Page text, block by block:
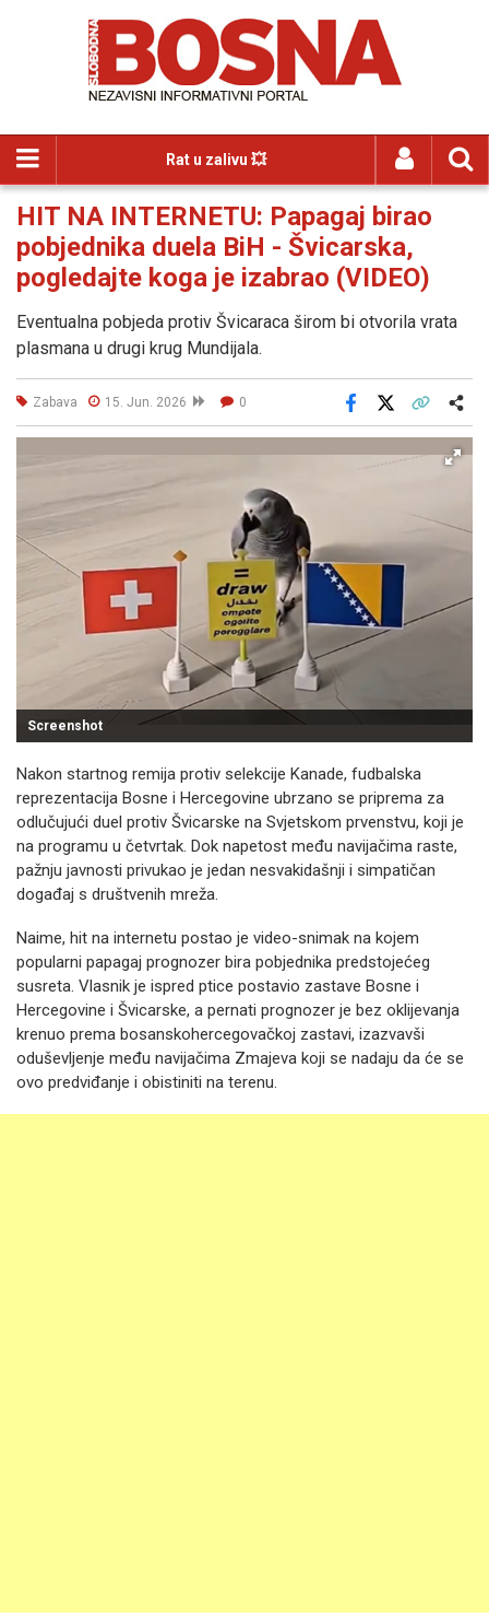
Rat u zalivu 💥
HIT NA INTERNETU: Papagaj birao
pobjednika duela BiH - Švicarska,
pogledajte koga je izabrao (VIDEO)
Eventualna pobjeda protiv Švicaraca širom bi otvorila vrata
plasmana u drugi krug Mundijala.
Zabava 15. Jun. 2026 0
Facebook
Screenshot
Nakon startnog remija protiv selekcije Kanade, fudbalska
reprezentacija Bosne i Hercegovine ubrzano se priprema za
odlučujući duel protiv Švicarske na Svjetskom prvenstvu, koji je
na programu u četvrtak. Dok napetost među navijačima raste,
pažnju javnosti privukao je jedan nesvakidašnji i simpatičan
događaj s društvenih mreža.
Naime, hit na internetu postao je video-snimak na kojem
popularni papagaj prognozer bira pobjednika predstojećeg
susreta. Vlasnik je ispred ptice postavio zastave Bosne i
Hercegovine i Švicarske, a pernati prognozer je bez oklijevanja
krenuo prema bosanskohercegovačkoj zastavi, izazvavši
oduševljenje među navijačima Zmajeva koji se nadaju da će se
ovo predviđanje i obistiniti na terenu.